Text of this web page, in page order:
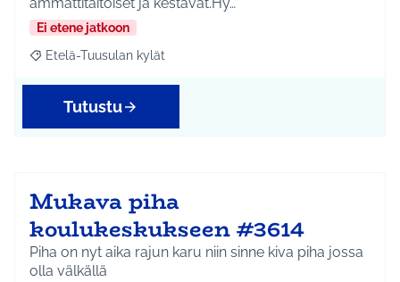
Ei etene jatkoon
Rajaa tulokset teeman mukaan: Etelä-Tuusulan kylät
Etelä-Tuusulan kylät
Tutustu
Mukava piha
koulukeskukseen #3614
Piha on nyt aika rajun karu niin sinne kiva piha jossa
olla välkällä